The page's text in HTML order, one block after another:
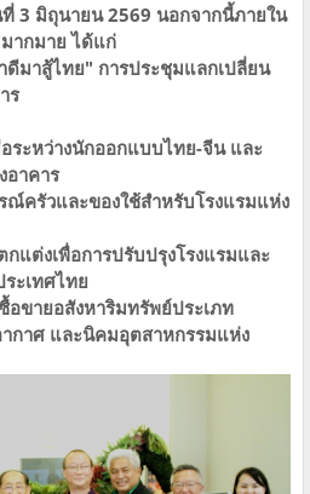
3​ มิถุนายน​ 2569 นอกจากนี้ภายใน
ากมาย​ ได้แก่
ดีมาสู้ไทย" การประชุมแลกเปลี่ยน
ร
ระหว่างนักออกแบบไทย-จีน และ
อาคาร
ณ์ครัวและของใช้สำหรับโรงแรมแห่ง
แต่ง​เพื่อการปรับปรุงโรงแรมและ
ะเทศไทย
ขายอสังหาริมทรัพย์ประเภท
กาศ และนิคมอุตสาหกรรมแห่ง